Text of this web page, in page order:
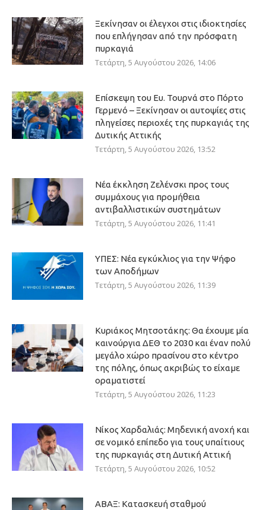
Ξεκίνησαν οι έλεγχοι στις ιδιοκτησίες
που επλήγησαν από την πρόσφατη
πυρκαγιά
Τετάρτη, 5 Αυγούστου 2026, 14:06
Επίσκεψη του Ευ. Τουρνά στο Πόρτο
Γερμενό – Ξεκίνησαν οι αυτοψίες στις
πληγείσες περιοχές της πυρκαγιάς της
Δυτικής Αττικής
Τετάρτη, 5 Αυγούστου 2026, 13:52
Νέα έκκληση Ζελένσκι προς τους
συμμάχους για προμήθεια
αντιβαλλιστικών συστημάτων
Τετάρτη, 5 Αυγούστου 2026, 11:41
ΥΠΕΣ: Νέα εγκύκλιος για την Ψήφο
των Αποδήμων
Τετάρτη, 5 Αυγούστου 2026, 11:39
Κυριάκος Μητσοτάκης: Θα έχουμε μία
καινούργια ΔΕΘ το 2030 και έναν πολύ
μεγάλο χώρο πρασίνου στο κέντρο
της πόλης, όπως ακριβώς το είχαμε
οραματιστεί
Τετάρτη, 5 Αυγούστου 2026, 11:23
Νίκος Χαρδαλιάς: Μηδενική ανοχή και
σε νομικό επίπεδο για τους υπαίτιους
της πυρκαγιάς στη Δυτική Αττική
Τετάρτη, 5 Αυγούστου 2026, 10:52
ΑΒΑΞ: Κατασκευή σταθμού